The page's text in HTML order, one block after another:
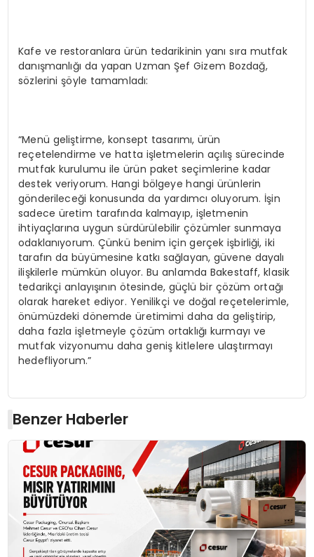
Kafe ve restoranlara ürün tedarikinin yanı sıra mutfak
danışmanlığı da yapan Uzman Şef Gizem Bozdağ,
sözlerini şöyle tamamladı:
“Menü geliştirme, konsept tasarımı, ürün
reçetelendirme ve hatta işletmelerin açılış sürecinde
mutfak kurulumu ile ürün paket seçimlerine kadar
destek veriyorum. Hangi bölgeye hangi ürünlerin
gönderileceği konusunda da yardımcı oluyorum. İşin
sadece üretim tarafında kalmayıp, işletmenin
ihtiyaçlarına uygun sürdürülebilir çözümler sunmaya
odaklanıyorum. Çünkü benim için gerçek işbirliği, iki
tarafın da büyümesine katkı sağlayan, güvene dayalı
ilişkilerle mümkün oluyor. Bu anlamda Bakestaff, klasik
tedarikçi anlayışının ötesinde, güçlü bir çözüm ortağı
olarak hareket ediyor. Yenilikçi ve doğal reçetelerimle,
önümüzdeki dönemde üretimimi daha da geliştirip,
daha fazla işletmeyle çözüm ortaklığı kurmayı ve
mutfak vizyonumu daha geniş kitlelere ulaştırmayı
hedefliyorum.”
Benzer Haberler